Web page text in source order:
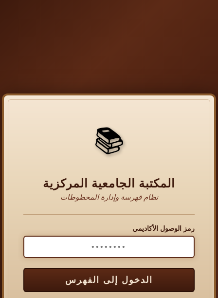
📚
المكتبة الجامعية المركزية
نظام فهرسة وإدارة المخطوطات
رمز الوصول الأكاديمي
الدخول إلى الفهرس